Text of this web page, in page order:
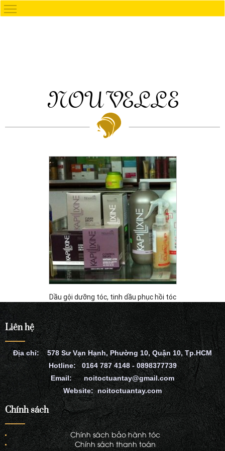
NOUVELLE
Dầu gội dưỡng tóc, tinh dầu phục hồi tóc
GIÁ: LIÊN HỆ
Liên hệ
Địa chỉ: 578 Sư Vạn Hạnh, Phường 10, Quận 10, Tp.HCM
Hotline: 0164 787 4148 - 0898377739
Email: noitoctuantay@gmail.com
Website: noitoctuantay.com
Chính sách
Chính sách bảo hành tóc
Chính sách thanh toán